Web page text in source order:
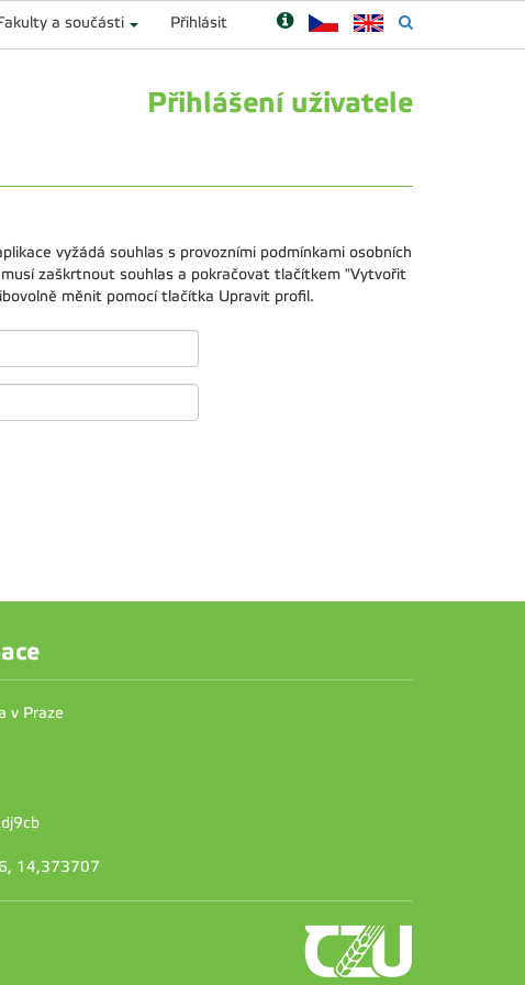
a součásti Přihlásit
Přihlášení uživatele
vyžádá souhlas s provozními podmínkami osobních
zaškrtnout souhlas a pokračovat tlačítkem "Vytvořit
měnit pomocí tlačítka Upravit profil.
v Praze
14,373707